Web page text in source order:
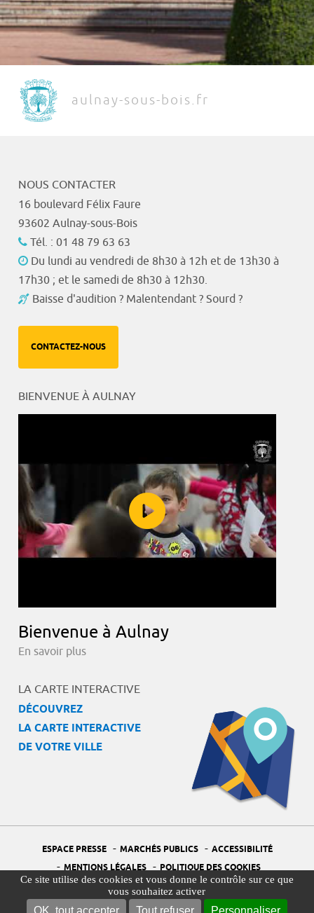
Ce site utilise des cookies et vous donne le contrôle sur ce que
vous souhaitez activer
OK, tout accepter Tout refuser Personnaliser
aulnay-sous-bois.fr
NOUS CONTACTER
16 boulevard Félix Faure
93602 Aulnay-sous-Bois
Tél. : 01 48 79 63 63
Du lundi au vendredi de 8h30 à 12h et de 13h30 à
17h30 ; et le samedi de 8h30 à 12h30.
Baisse d'audition ? Malentendant ? Sourd ?
CONTACTEZ-NOUS
BIENVENUE À AULNAY
Bienvenue à Aulnay
En savoir plus
LA CARTE INTERACTIVE
DÉCOUVREZ
LA CARTE INTERACTIVE
DE VOTRE VILLE
ESPACE PRESSE - MARCHÉS PUBLICS - ACCESSIBILITÉ
- MENTIONS LÉGALES - POLITIQUE DES COOKIES
PORTAIL DÉLÉGUÉ À LA PROTECTION DES DONNÉES - PLAN DU SITE
- GESTION DES COOKIES